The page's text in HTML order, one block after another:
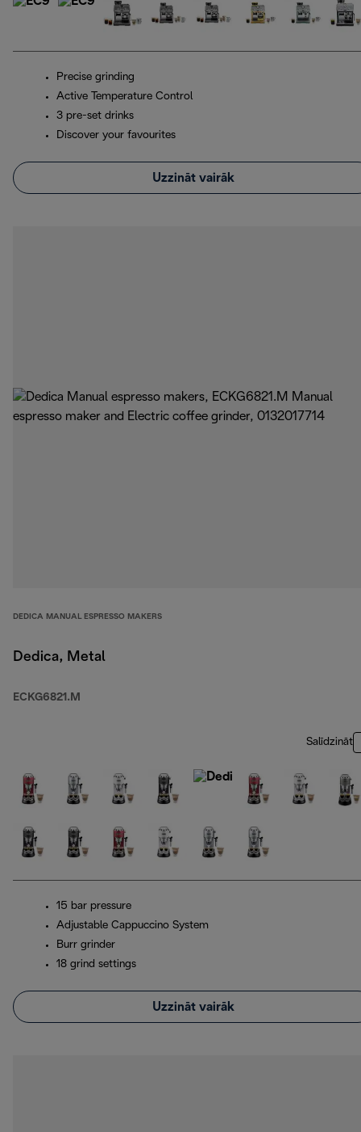
Precise grinding
Active Temperature Control
3 pre-set drinks
Discover your favourites
Uzzināt vairāk
DEDICA MANUAL ESPRESSO MAKERS
Dedica, Metal
ECKG6821.M
Salīdzināt
15 bar pressure
Adjustable Cappuccino System
Burr grinder
18 grind settings
Uzzināt vairāk